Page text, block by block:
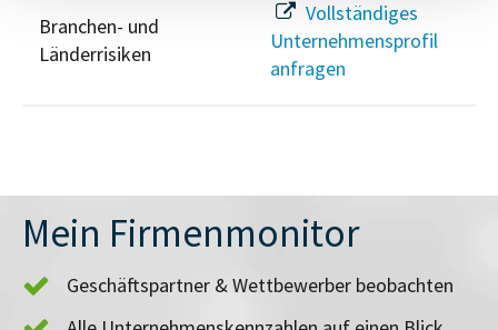
Branchen- und
Länderrisiken
Vollständiges
Unternehmensprofil
anfragen
Mein Firmenmonitor
Geschäftspartner & Wettbewerber beobachten